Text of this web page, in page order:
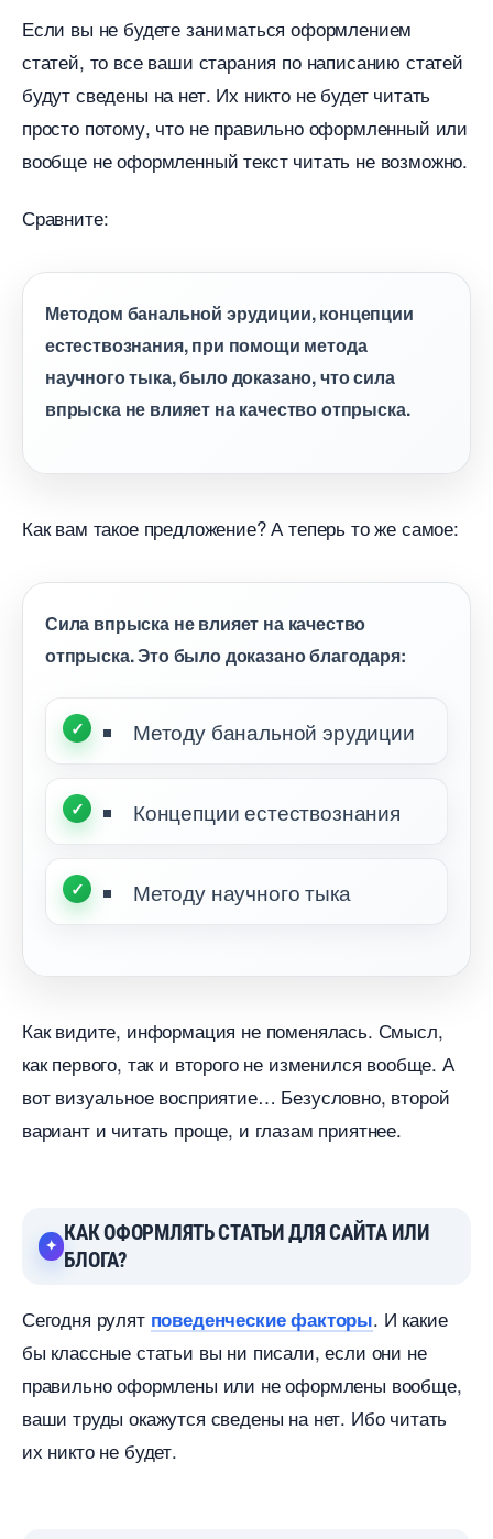
Если вы не будете заниматься оформлением
статей, то все ваши старания по написанию статей
удут сведены на нет. Их никто не будет читать
просто потому, что не правильно оформленный или
ообще не оформленный текст читать не возможно.
Сравните:
Методом банальной эрудиции, концепции
естествознания, при помощи метода
научного тыка, было доказано, что сила
прыска не влияет на качество отпрыска.
Как вам такое предложение? А теперь то же самое:
Сила впрыска не влияет на качество
отпрыска. Это было доказано благодаря:
Методу банальной эрудиции
Концепции естествознания
Методу научного тыка
Как видите, информация не поменялась. Смысл,
как первого, так и второго не изменился вообще. А
от визуальное восприятие… Безусловно, второй
ариант и читать проще, и глазам приятнее.
КАК ОФОРМЛЯТЬ СТАТЬИ ДЛЯ САЙТА ИЛИ
БЛОГА?
Сегодня рулят поведенческие факторы. И какие
ы классные статьи вы ни писали, если они не
правильно оформлены или не оформлены вообще,
аши труды окажутся сведены на нет. Ибо читать
их никто не будет.